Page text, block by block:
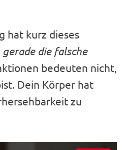
hat kurz dieses
gerade die falsche
bedeuten nicht,
Dein Körper hat
zu